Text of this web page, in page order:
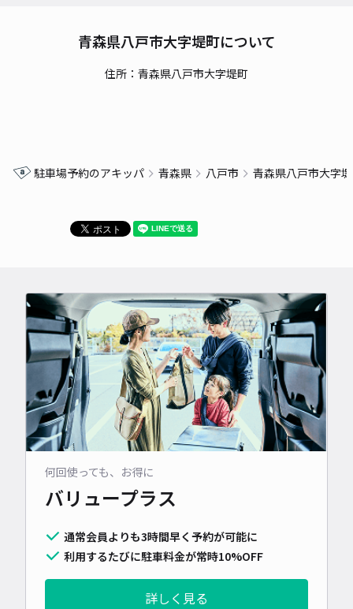
青森県八戸市大字堤町について
住所：青森県八戸市大字堤町
駐車場予約のアキッパ 青森県 八戸市 青森県八戸市大字
何回使っても、お得に
バリュープラス
通常会員よりも3時間早く予約が可能に
利用するたびに駐車料金が常時10%OFF
詳しく見る